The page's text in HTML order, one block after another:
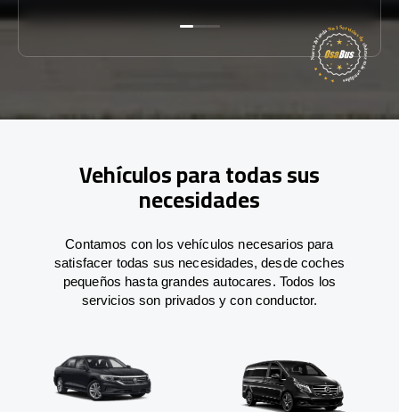
Vehículos para todas sus
necesidades
Contamos con los vehículos necesarios para
satisfacer todas sus necesidades, desde coches
pequeños hasta grandes autocares. Todos los
servicios son privados y con conductor.